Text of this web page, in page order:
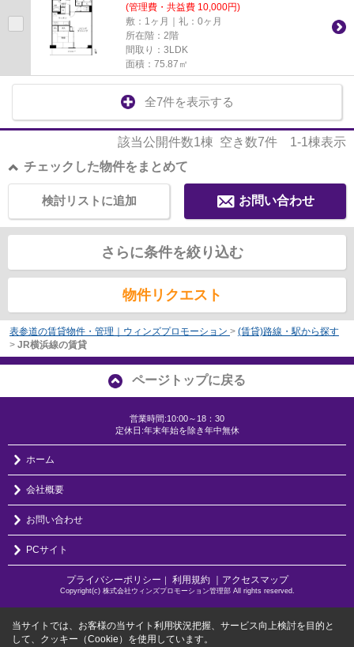
(管理費・共益費 10,000円)
敷：1ヶ月｜礼：0ヶ月
所在階：2階
間取り：3LDK
面積：75.87㎡
全7件を表示する
該当公開件数1棟 空き数7件 1-1棟表示
チェックした物件をまとめて
お問い合わせ
検討リストに追加
さらに条件を絞り込む
物件リクエスト
表参道の賃貸物件・管理｜ウィンズプロモーション > (賃貸)路線・駅から探す
> JR横浜線の賃貸
ページトップに戻る
営業時間:10:00～18：30
定休日:年末年始を除き年中無休
ホーム
会社概要
お問い合わせ
PCサイト
プライバシーポリシー ｜ 利用規約 ｜アクセスマップ
Copyright(c) 株式会社ウィンズプロモーション管理部 All rights reserved.
当サイトでは、お客様の当サイト利用状況把握、サービス向上検討を目的と
して、クッキー（Cookie）を使用しています。